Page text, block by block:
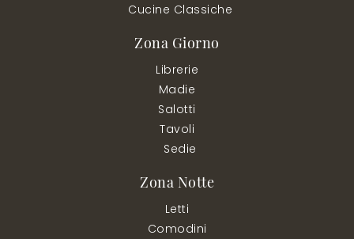
Cucine Classiche
Zona Giorno
Librerie
Madie
Salotti
Tavoli
Sedie
Zona Notte
Letti
Comodini